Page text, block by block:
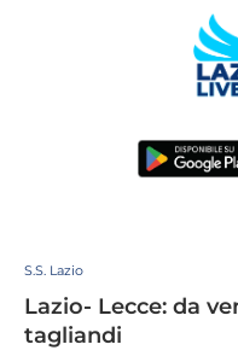
S.S. Lazio
Lazio- Lecce: da
tagliandi